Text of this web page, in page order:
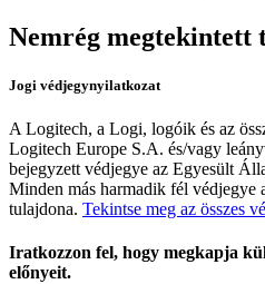
Nemrég megtekintett
Jogi védjegynyilatkozat
A Logitech, a Logi, logóik és az
Logitech Europe S.A. és/vagy
bejegyzett védjegye az Egyesült
Minden más harmadik fél védjegye
tulajdona. Tekintse meg az összes
Iratkozzon fel, hogy megkapja
előnyeit.